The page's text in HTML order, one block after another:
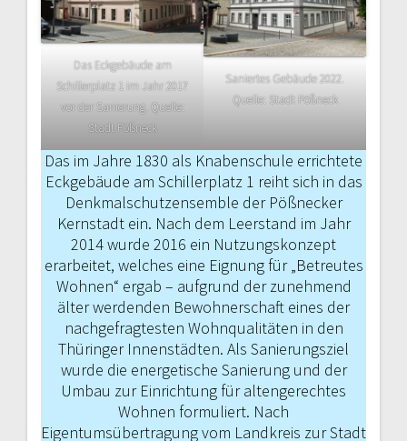
Das Eckgebäude am
Schillerplatz 1 im Jahr 2017
vor der Sanierung. Quelle:
Stadt Pößneck
Saniertes Gebäude 2022.
Quelle: Stadt Pößneck
Das im Jahre 1830 als Knabenschule errichtete
Eckgebäude am Schillerplatz 1 reiht sich in das
Denkmalschutzensemble der Pößnecker
Kernstadt ein. Nach dem Leerstand im Jahr
2014 wurde 2016 ein Nutzungskonzept
erarbeitet, wel­ches eine Eignung für „Betreutes
Wohnen“ ergab – aufgrund der zunehmend
älter werdenden Bewohnerschaft eines der
nachgefragtesten Wohnqualitäten in den
Thüringer Innenstädten. Als Sanierungsziel
wurde die energetische Sanierung und der
Umbau zur Einrichtung für altengerechtes
Wohnen formuliert. Nach
Eigentumsübertragung vom Landkreis zur Stadt